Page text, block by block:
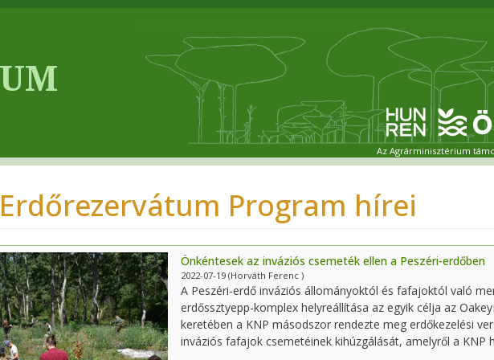
Az Agrárminisztérium
Program hírei
Önkéntesek az inváziós csemeték ellen a Peszéri-erdőben
2022-07-19 (Horváth Ferenc )
A Peszéri-erdő inváziós állományoktól és fafajoktól való
erdőssztyepp-komplex helyreállítása az egyik célja az
keretében a KNP másodszor rendezte meg erdőkezelési
inváziós fafajok csemetéinek kihúzgálását, amelyről a KNP